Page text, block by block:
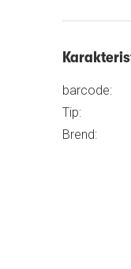
barcode:
Tip:
Brend: